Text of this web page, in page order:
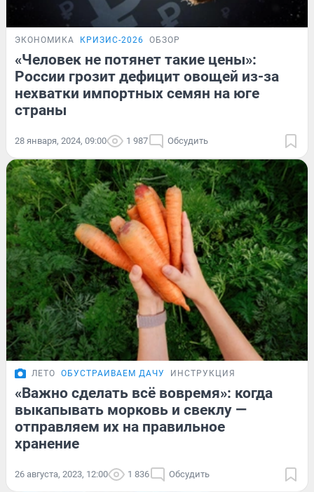
ЭКОНОМИКА КРИЗИС-2026 ОБЗОР
«Человек не потянет такие цены»:
России грозит дефицит овощей из-за
нехватки импортных семян на юге
страны
28 января, 2024, 09:00 1 987 Обсудить
ЛЕТО ОБУСТРАИВАЕМ ДАЧУ ИНСТРУКЦИЯ
«Важно сделать всё вовремя»: когда
выкапывать морковь и свеклу —
отправляем их на правильное
хранение
26 августа, 2023, 12:00 1 836 Обсудить